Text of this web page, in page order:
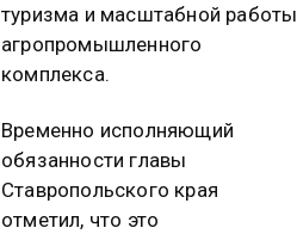
туризма и масштабной работы
агропромышленного
комплекса.
Временно исполняющий
обязанности главы
Ставропольского края
отметил, что это